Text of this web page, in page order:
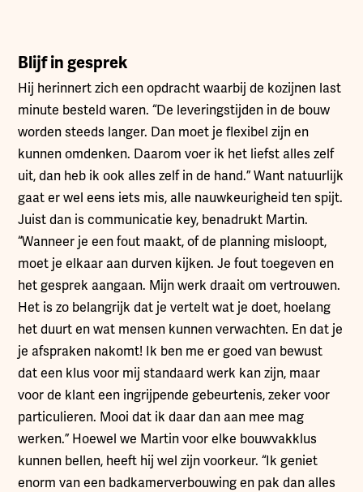
Blijf in gesprek
Hij herinnert zich een opdracht waarbij de kozijnen last
minute besteld waren. “De leveringstijden in de bouw
worden steeds langer. Dan moet je flexibel zijn en
kunnen omdenken. Daarom voer ik het liefst alles zelf
uit, dan heb ik ook alles zelf in de hand.” Want natuurlijk
gaat er wel eens iets mis, alle nauwkeurigheid ten spijt.
Juist dan is communicatie key, benadrukt Martin.
“Wanneer je een fout maakt, of de planning misloopt,
moet je elkaar aan durven kijken. Je fout toegeven en
het gesprek aangaan. Mijn werk draait om vertrouwen.
Het is zo belangrijk dat je vertelt wat je doet, hoelang
het duurt en wat mensen kunnen verwachten. En dat je
je afspraken nakomt! Ik ben me er goed van bewust
dat een klus voor mij standaard werk kan zijn, maar
voor de klant een ingrijpende gebeurtenis, zeker voor
particulieren. Mooi dat ik daar dan aan mee mag
werken.” Hoewel we Martin voor elke bouwvakklus
kunnen bellen, heeft hij wel zijn voorkeur. “Ik geniet
enorm van een badkamerverbouwing en pak dan alles